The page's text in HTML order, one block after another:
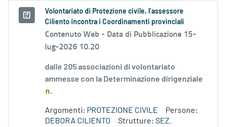
Volontariato di Protezione civile, l’assessore
Ciliento incontra i Coordinamenti provinciali
Contenuto Web - Data di Pubblicazione 15-
lug-2026 10.20
dalle 205 associazioni di volontariato
ammesse con la Determinazione dirigenziale
n.
Argomenti: PROTEZIONE CIVILE
Persone:
DEBORA CILIENTO
Strutture: SEZ.